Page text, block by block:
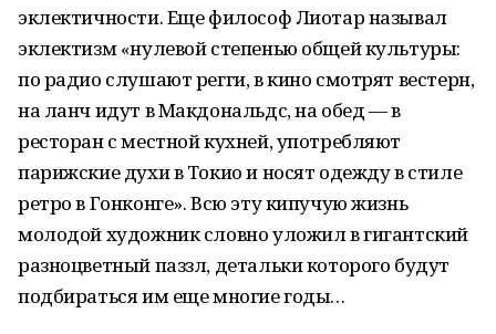
эклектичности. Еще философ Лиотар называл
эклектизм «нулевой степенью общей культуры:
по радио слушают регги, в кино смотрят вестерн,
на ланч идут в Макдональдс, на обед — в
ресторан с местной кухней, употребляют
парижские духи в Токио и носят одежду в стиле
ретро в Гонконге». Всю эту кипучую жизнь
молодой художник словно уложил в гигантский
разноцветный паззл, детальки которого будут
подбираться им еще многие годы…